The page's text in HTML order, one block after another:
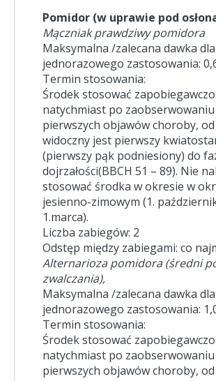
Pomidor (w uprawie pod
Mączniak prawdziwy pomidora
Maksymalna /zalecana dawka dla
jednorazowego zastosowania:
Termin stosowania:
Środek stosować
natychmiast po zaobserwowaniu
pierwszych objawów choroby,
widoczny jest pierwszy
(pierwszy pąk podniesiony) do
dojrzałości(BBCH 51 – 89). Nie
stosować środka w okresie w
jesienno-zimowym (1.
1.marca).
Liczba zabiegów: 2
Odstęp między zabiegami: co
Alternarioza pomidora (średni
zwalczania),
Maksymalna /zalecana dawka dla
jednorazowego zastosowania:
Termin stosowania:
Środek stosować
natychmiast po zaobserwowaniu
pierwszych objawów choroby,